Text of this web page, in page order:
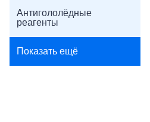
Антигололёдные
реагенты
Показать ещё